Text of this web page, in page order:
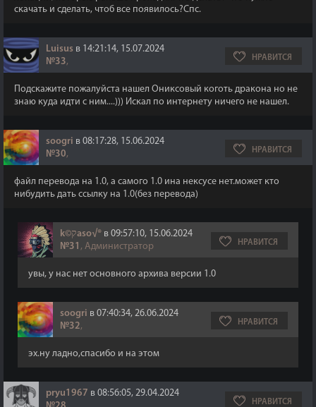
скачать и сделать, чтоб все появилось?Спс.
Luisus в 14:21:14, 15.07.2024
№33, НРАВИТСЯ
Подскажите пожалуйста нашел Ониксовый коготь дракона но не
знаю куда идти с ним....))) Искал по интернету ничего не нашел.
soogri в 08:17:28, 15.06.2024
№30, НРАВИТСЯ
файл перевода на 1.0, а самого 1.0 ина нексусе нет.может кто
нибудить дать ссылку на 1.0(без перевода)
k©קaso√® в 09:57:10, 15.06.2024
№31 , Администратор НРАВИТСЯ
увы, у нас нет основного архива версии 1.0
soogri в 07:40:34, 26.06.2024
№32, НРАВИТСЯ
эх.ну ладно,спасибо и на этом
pryu1967 в 08:56:05, 29.04.2024
НРАВИТСЯ